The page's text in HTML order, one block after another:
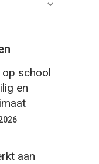
school
en
aan